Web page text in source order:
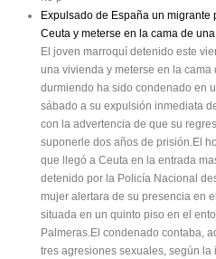
Expulsado de España un
Ceuta y meterse en la cama de
El joven marroquí detenido este
una vivienda y meterse en la
durmiendo ha sido condenado en
sábado a su expulsión inmediata
con la advertencia de que su
suponerle dos años de prisión.El
que llegó a Ceuta en la entrada
detenido por la Policía Nacional
mujer alertara de su presencia en
situada en un quinto piso en el
Palmeras.El condenado contaba,
tres agresiones sexuales, según